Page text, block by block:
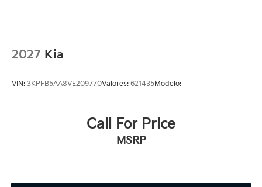
2027 Kia
VIN: 3KPFB5AA8VE209770Valores: 621435Modelo:
Call For Price
MSRP